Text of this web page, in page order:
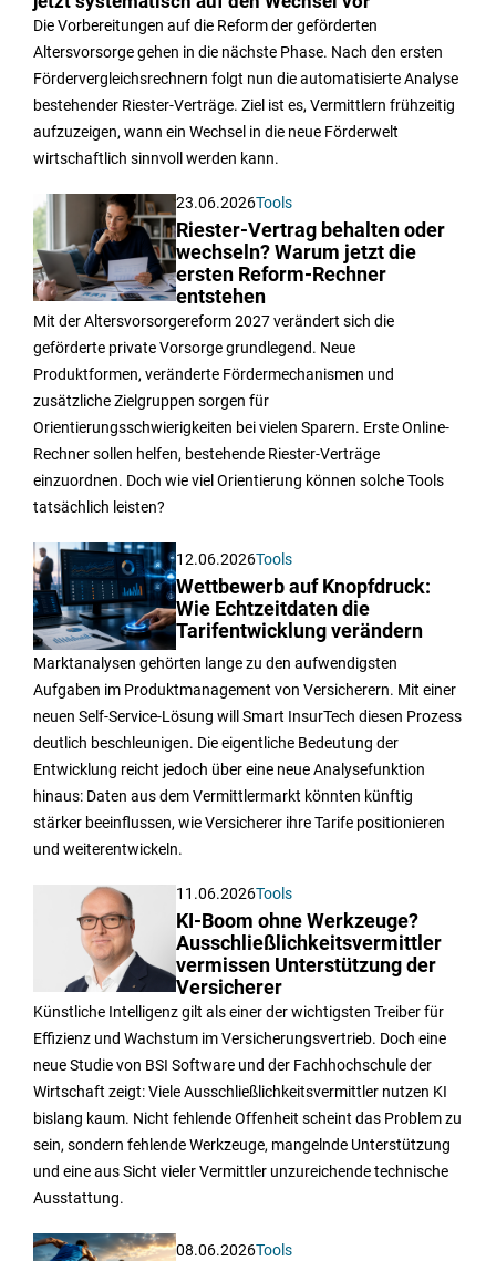
Die Vorbereitungen auf die Reform der geförderten
Altersvorsorge gehen in die nächste Phase. Nach den ersten
Fördervergleichsrechnern folgt nun die automatisierte Analyse
bestehender Riester-Verträge. Ziel ist es, Vermittlern frühzeitig
aufzuzeigen, wann ein Wechsel in die neue Förderwelt
wirtschaftlich sinnvoll werden kann.
23.06.2026Tools
Riester-Vertrag behalten oder
wechseln? Warum jetzt die
ersten Reform-Rechner
entstehen
Mit der Altersvorsorgereform 2027 verändert sich die
geförderte private Vorsorge grundlegend. Neue
Produktformen, veränderte Fördermechanismen und
zusätzliche Zielgruppen sorgen für
Orientierungsschwierigkeiten bei vielen Sparern. Erste Online-
Rechner sollen helfen, bestehende Riester-Verträge
einzuordnen. Doch wie viel Orientierung können solche Tools
tatsächlich leisten?
12.06.2026Tools
Wettbewerb auf Knopfdruck:
Wie Echtzeitdaten die
Tarifentwicklung verändern
Marktanalysen gehörten lange zu den aufwendigsten
Aufgaben im Produktmanagement von Versicherern. Mit einer
neuen Self-Service-Lösung will Smart InsurTech diesen Prozess
deutlich beschleunigen. Die eigentliche Bedeutung der
Entwicklung reicht jedoch über eine neue Analysefunktion
hinaus: Daten aus dem Vermittlermarkt könnten künftig
stärker beeinflussen, wie Versicherer ihre Tarife positionieren
und weiterentwickeln.
11.06.2026Tools
KI-Boom ohne Werkzeuge?
Ausschließlichkeitsvermittler
vermissen Unterstützung der
Versicherer
Künstliche Intelligenz gilt als einer der wichtigsten Treiber für
Effizienz und Wachstum im Versicherungsvertrieb. Doch eine
neue Studie von BSI Software und der Fachhochschule der
Wirtschaft zeigt: Viele Ausschließlichkeitsvermittler nutzen KI
bislang kaum. Nicht fehlende Offenheit scheint das Problem zu
sein, sondern fehlende Werkzeuge, mangelnde Unterstützung
und eine aus Sicht vieler Vermittler unzureichende technische
Ausstattung.
08.06.2026Tools